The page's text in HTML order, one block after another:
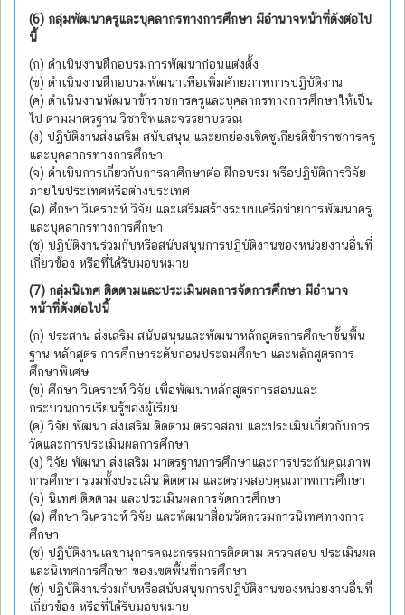
(6) กลุ่มพัฒนาครูและบุคลากรทางการศึกษา มีอำนาจหน้าที่ดังต่อไป
นี้
(ก) ดำเนินงานฝึกอบรมการพัฒนาก่อนแต่งตั้ง
(ข) ดำเนินงานฝึกอบรมพัฒนาเพื่อเพิ่มศักยภาพการปฏิบัติงาน
(ค) ดำเนินงานพัฒนาข้าราชการครูและบุคลากรทางการศึกษาให้เป็น
ไป ตามมาตรฐาน วิชาชีพและจรรยาบรรณ
(ง) ปฏิบัติงานส่งเสริม สนับสนุน และยกย่องเชิดชูเกียรติข้าราชการครู
และบุคลากรทางการศึกษา
(จ) ดำเนินการเกี่ยวกับการลาศึกษาต่อ ฝึกอบรม หรือปฏิบัติการวิจัย
ภายในประเทศหรือต่างประเทศ
(ฉ) ศึกษา วิเคราะห์ วิจัย และเสริมสร้างระบบเครือข่ายการพัฒนาครู
และบุคลากรทางการศึกษา
(ช) ปฏิบัติงานร่วมกับหรือสนับสนุนการปฏิบัติงานของหน่วยงานอื่นที่
เกี่ยวข้อง หรือที่ได้รับมอบหมาย
(7) กลุ่มนิเทศ ติดตามและประเมินผลการจัดการศึกษา มีอำนาจ
หน้าที่ดังต่อไปนี้
(ก) ประสาน ส่งเสริม สนับสนุนและพัฒนาหลักสูตรการศึกษาขั้นพื้น
ฐาน หลักสูตร การศึกษาระดับก่อนประถมศึกษา และหลักสูตรการ
ศึกษาพิเศษ
(ข) ศึกษา วิเคราะห์ วิจัย เพื่อพัฒนาหลักสูตรการสอนและ
กระบวนการเรียนรู้ของผู้เรียน
(ค) วิจัย พัฒนา ส่งเสริม ติดตาม ตรวจสอบ และประเมินเกี่ยวกับการ
วัดและการประเมินผลการศึกษา
(ง) วิจัย พัฒนา ส่งเสริม มาตรฐานการศึกษาและการประกันคุณภาพ
การศึกษา รวมทั้งประเมิน ติดตาม และตรวจสอบคุณภาพการศึกษา
(จ) นิเทศ ติดตาม และประเมินผลการจัดการศึกษา
(ฉ) ศึกษา วิเคราะห์ วิจัย และพัฒนาสื่อนวัตกรรมการนิเทศทางการ
ศึกษา
(ช) ปฏิบัติงานเลขานุการคณะกรรมการติดตาม ตรวจสอบ ประเมินผล
และนิเทศการศึกษา ของเขตพื้นที่การศึกษา
(ซ) ปฏิบัติงานร่วมกับหรือสนับสนุนการปฏิบัติงานของหน่วยงานอื่นที่
เกี่ยวข้อง หรือที่ได้รับมอบหมาย